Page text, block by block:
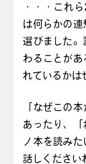
・・・これ
は何らかの連
選びました。
わることがあ
れているかは
「なぜこの
あったり、「
ノ本を読み
話しください